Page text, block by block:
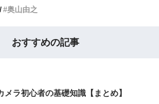
奥山由之
おすすめの記事
メラ初心者の基礎知識【まとめ】